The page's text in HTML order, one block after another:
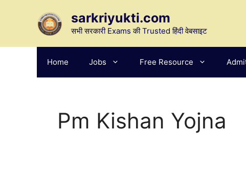
sarkriyukti.com
सभी सरकारी Exams की Trusted हिंदी वेबसाइट
Home Jobs Free Resource
Pm Kishan Yojna